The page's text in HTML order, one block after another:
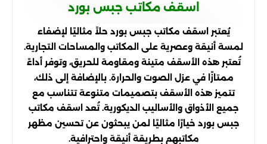
اسقف مكاتب جبس بورد
يُعتبر اسقف مكاتب جبس بورد حلاً مثاليًا لإضفاء
لمسة أنيقة وعصرية على المكاتب والمساحات التجارية.
تُعتبر هذه الأسقف متينة ومقاومة للحريق، وتوفر أداءً
ممتازًا في عزل الصوت والحرارة. بالإضافة إلى ذلك،
تتميز هذه الأسقف بتصميمات متنوعة تتناسب مع
جميع الأذواق والأساليب الديكورية. تُعد اسقف مكاتب
جبس بورد خيارًا مثاليًا لمن يبحثون عن تحسين مظهر
مكاتبهم بطريقة أنيقة واحترافية.